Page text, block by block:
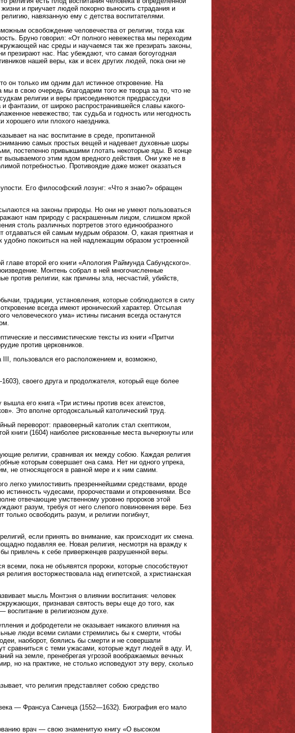
и приучает людей покорно выносить страдания и
навязанную ему с детства воспитателями.
освобождение человечества от религии, тогда как
Бруно говорил: «От полного невежества мы переходим
нас среды и научаемся так же презирать законы,
презирают нас. Нас убеждают, что самая богоугодная
нашей веры, как и всех других людей, пока они не
он только им одним дал истинное откровение. На
в свою очередь благодарим того же творца за то, что не
религии и веры присоединяются предрассудки
фантазии, от широко распространившейся славы какого-
невежество; так судьба и годность или негодность
хорошего или плохого наездника.
на нас воспитание в среде, пропитанной
самых простых вещей и надевает духовные шоры
постепенно привыкшими глотать некоторые яды. В конце
вызываемого этим ядом вредного действия. Они уже не в
потребностью. Противоядие даже может оказаться
Его философский лозунг: «Что я знаю?» обращен
на законы природы. Но они не умеют пользоваться
нам природу с раскрашенным лицом, слишком яркой
столь различных портретов этого единообразного
отдаваться ей самым мудрым образом. О, какая приятная и
удобно покоиться на ней надлежащим образом устроенной
второй его книги «Апология Раймунда Сабундского».
Монтень собрал в ней многочисленные
религии, как причины зла, несчастий, убийств,
традиции, установления, которые соблюдаются в силу
всегда имеют иронический характер. Отсылая
человеческого ума» истины писания всегда останутся
и пессимистические тексты из книги «Притчи
против церковников.
пользовался его расположением и, возможно,
своего друга и продолжателя, который еще более
его книга «Три истины против всех атеистов,
Это вполне ортодоксальный католический труд.
переворот: правоверный католик стал скептиком,
книги (1604) наиболее рискованные места вычеркнуты или
религии, сравнивая их между собою. Каждая религия
которым совершает она сама. Нет ни одного упрека,
не относящегося в равной мере и к ним самим.
легко умилостивить презреннейшими средствами, вроде
чудесами, пророчествами и откровениями. Все
отвечающие умственному уровню пророков этой
разум, требуя от него слепого повиновения вере. Без
освободить разум, и религии погибнут,
если принять во внимание, как происходит их смена.
подавляя ее. Новая религия, несмотря на вражду к
привлечь к себе приверженцев разрушенной веры.
всеми, пока не объявятся пророки, которые способствуют
восторжествовала над египетской, а христианская
мысль Монтэня о влиянии воспитания: человек
признавая святость веры еще до того, как
воспитание в религиозном духе.
и добродетели не оказывает никакого влияния на
люди всеми силами стремились бы к смерти, чтобы
наоборот, боялись бы смерти и не совершали
сравниться с теми ужасами, которые ждут людей в аду. И,
на земле, пренебрегая угрозой воображаемых вечных
но на практике, не столько исповедуют эту веру, сколько
что религия представляет собою средство
— Франсуа Санчеца (1552—1632). Биография его мало
врач — свою знаменитую книгу «О высоком